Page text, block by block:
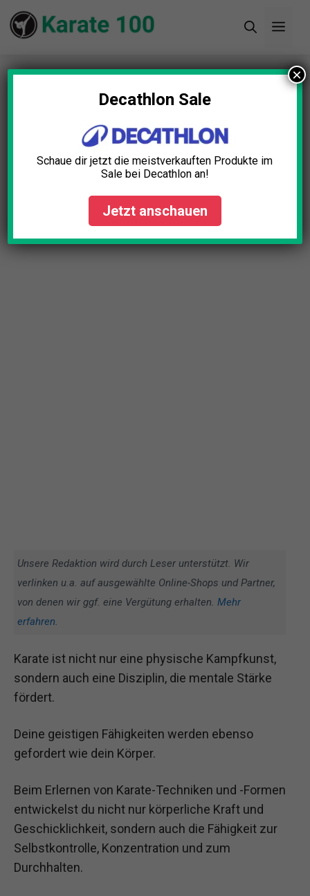
Zum
Inhalt
Startseite»Blog»Karate und mentale Stärke:
Schlüssel zur Selbstbeherrschung
Karate und mentale Stärke:
Schlüssel zur
Selbstbeherrschung
Unsere Redaktion wird durch Leser unterstützt. Wir
verlinken u.a. auf ausgewählte Online-Shops und Partner,
von denen wir ggf. eine Vergütung erhalten. Mehr
erfahren.
Karate ist nicht nur eine physische Kampfkunst,
sondern auch eine Disziplin, die mentale Stärke
fördert.
Deine geistigen Fähigkeiten werden ebenso
gefordert wie dein Körper.
Beim Erlernen von Karate-Techniken und -Formen
entwickelst du nicht nur körperliche Kraft und
Geschicklichkeit, sondern auch die Fähigkeit zur
Selbstkontrolle, Konzentration und zum
Durchhalten.
Decathlon Sale
Schaue dir jetzt die meistverkauften Produkte im
Sale bei Decathlon an!
Jetzt anschauen
×